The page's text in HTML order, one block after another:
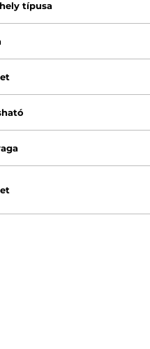
típusa